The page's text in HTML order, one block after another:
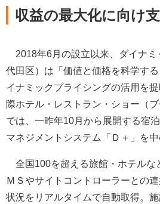
収益の最大化に向け
2018年6月の設立以来、ダイナミ
代田区）は「価値と価格を科学す
イナミックプライシングの活用を
際ホテル・レストラン・ショー（
では、一昨年10月から展開する宿
マネジメントシステム「Ｄ＋」を中
全国100を超える旅館・ホテルな
ＭＳやサイトコントローラーとの
状況をリアルタイムで自動取得。